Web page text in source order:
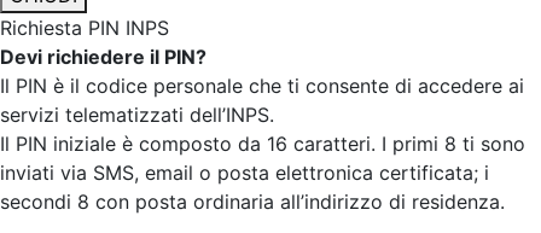
Richiesta PIN INPS
Devi richiedere il PIN?
Il PIN è il codice personale che ti consente di accedere ai
servizi telematizzati dell’INPS.
Il PIN iniziale è composto da 16 caratteri. I primi 8 ti sono
inviati via SMS, email o posta elettronica certificata; i
secondi 8 con posta ordinaria all’indirizzo di residenza.